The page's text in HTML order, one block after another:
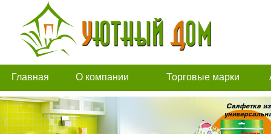
Главная О компании Торговые марки